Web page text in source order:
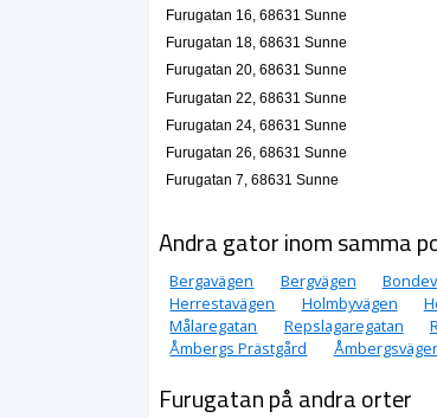
Furugatan 16, 68631 Sunne
Furugatan 18, 68631 Sunne
Furugatan 20, 68631 Sunne
Furugatan 22, 68631 Sunne
Furugatan 24, 68631 Sunne
Furugatan 26, 68631 Sunne
Furugatan 7, 68631 Sunne
Andra gator inom samma
Bergavägen Bergvägen
Herrestavägen
Holmbyvägen
Målaregatan
Repslagaregatan
Åmbergs Prästgård
Furugatan på andra orter